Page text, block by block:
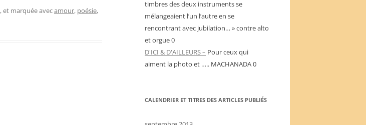
, et marquée avecamour, poésie,
timbres des deux instruments se
mélangeaient l’un l’autre en se
rencontrant avec jubilation… » contre alto
et orgue 0
D'ICI & D'AILLEURS – Pour ceux qui
aiment la photo et ….. MACHANADA 0
CALENDRIER ET TITRES DES ARTICLES PUBLIÉS